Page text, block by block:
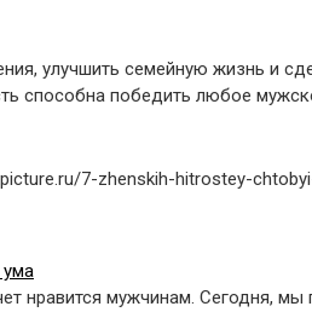
улучшить семейную жизнь и
способна победить любое
7-zhenskih-hitrostey-
ума
нравится мужчинам. Сегодня, мы